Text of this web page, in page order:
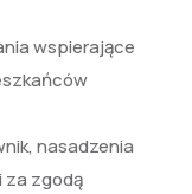
wspierające
nasadzenia
za zgodą